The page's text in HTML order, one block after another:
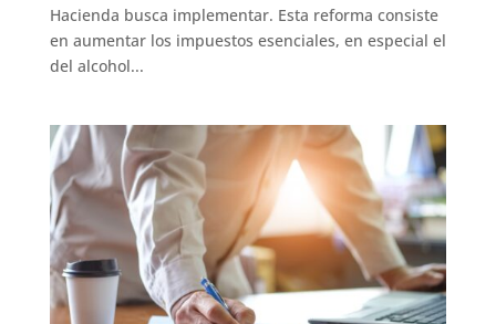
Hacienda busca implementar. Esta reforma consiste
en aumentar los impuestos esenciales, en especial el
del alcohol...